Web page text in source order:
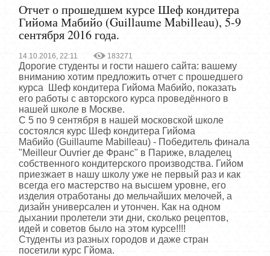
Отчет о прошедшем курсе Шеф кондитера
Гийома Мабийо (Guillaume Mabilleau), 5-9
сентября 2016 года.
14.10.2016, 22:11 183271
Дорогие студенты и гости нашего сайта: вашему
вниманию хотим предложить отчет с прошедшего
курса Шеф кондитера Гийома Мабийо, показать
его работы с авторского курса проведённого в
нашей школе в Москве.
С 5 по 9 сентября в нашей московской школе
состоялся курс Шеф кондитера Гийома
Мабийо (Guillaume Mabilleau) - Победитель финала
"Meilleur Ouvrier де Франс" в Париже, владелец
собственного кондитерского производства. Гийом
приезжает в нашу школу уже не первый раз и как
всегда его мастерство на высшем уровне, его
изделия отработаны до мельчайших мелочей, а
дизайн универсален и утончен. Как на одном
дыхании пролетели эти дни, сколько рецептов,
идей и советов было на этом курсе!!!!
Студенты из разных городов и даже стран
посетили курс Гйома.